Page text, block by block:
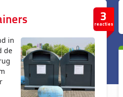
3
reacties
in
de